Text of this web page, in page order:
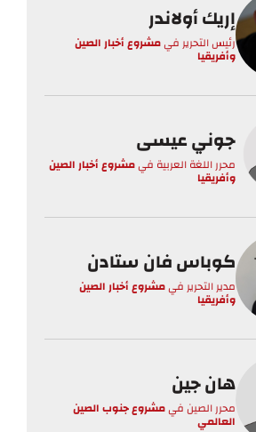
إريك أولاندر
رئيس التحرير فيمشروع أخبار الصين
وأفريقيا
جوني عيسى
محرر اللغة العربية فيمشروع أخبار الصين
وأفريقيا
كوباس فان ستادن
مدير التحرير فيمشروع أخبار الصين
وأفريقيا
هان جين
محرر الصينفيمشروع جنوب الصين
العالمي